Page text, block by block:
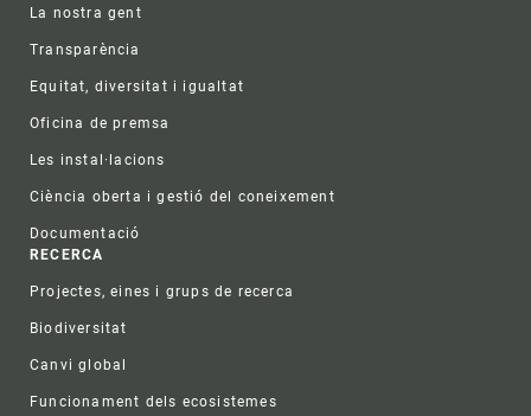
La nostra gent
Transparència
Equitat, diversitat i igualtat
Oficina de premsa
Les instal·lacions
Ciència oberta i gestió del coneixement
Documentació
RECERCA
Projectes, eines i grups de recerca
Biodiversitat
Canvi global
Funcionament dels ecosistemes